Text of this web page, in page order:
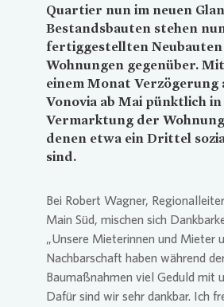
Quartier nun im neuen
Bestandsbauten stehen
fertiggestellten Neubauten
Wohnungen gegenüber.
einem Monat Verzögerung
Vonovia ab Mai pünktlich in
Vermarktung der
denen etwa ein Drittel
sind.
Bei Robert Wagner,
Main Süd, mischen sich
„Unsere Mieterinnen und Mieter
Nachbarschaft haben während
Baumaßnahmen viel Geduld mit
Dafür sind wir sehr dankbar. Ich